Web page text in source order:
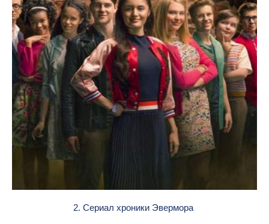
2. Сериал хроники Эвермора